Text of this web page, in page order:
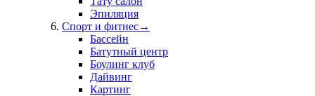
Эпиляция
Спорт и фитнес→
Бассейн
Батутный центр
Боулинг клуб
Дайвинг
Картинг